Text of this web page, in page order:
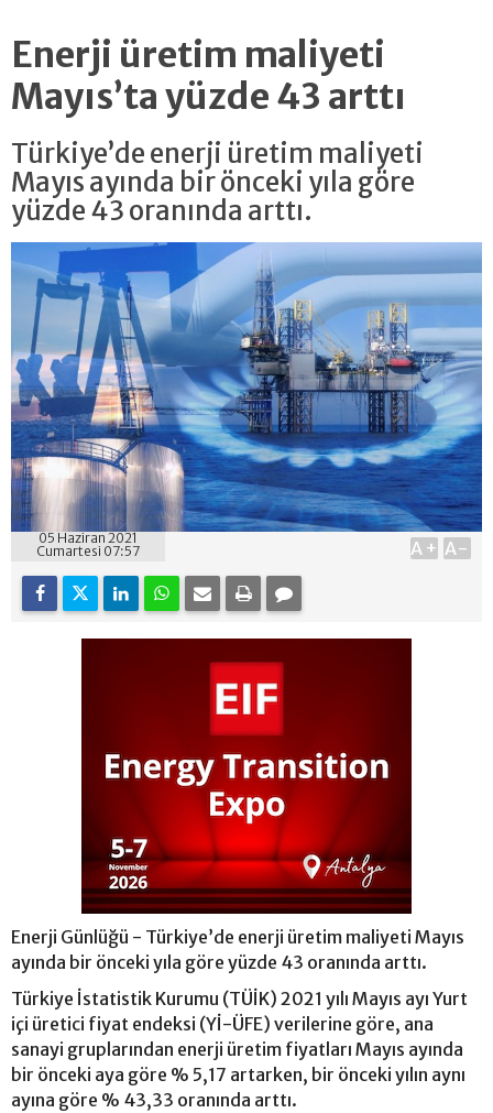
Enerji üretim maliyeti
Mayıs’ta yüzde 43 arttı
Türkiye’de enerji üretim maliyeti
Mayıs ayında bir önceki yıla göre
yüzde 43 oranında arttı.
05 Haziran 2021
Cumartesi 07:57
A+ A-
Enerji Günlüğü - Türkiye’de enerji üretim maliyeti Mayıs
ayında bir önceki yıla göre yüzde 43 oranında arttı.
Türkiye İstatistik Kurumu (TÜİK) 2021 yılı Mayıs ayı Yurt
içi üretici fiyat endeksi (Yİ-ÜFE) verilerine göre, ana
sanayi gruplarından enerji üretim fiyatları Mayıs ayında
bir önceki aya göre % 5,17 artarken, bir önceki yılın aynı
ayına göre % 43,33 oranında arttı.